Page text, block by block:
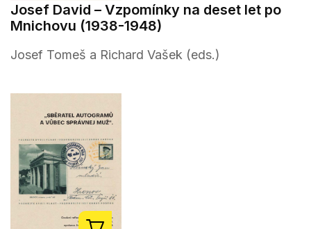
Josef David – Vzpomínky na deset let po
Mnichovu (1938-1948)
Josef Tomeš a Richard Vašek (eds.)